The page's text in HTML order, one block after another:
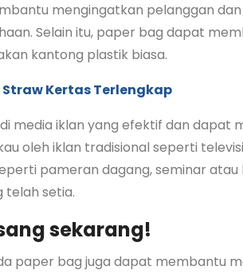
mengingatkan pelanggan
Selain itu, paper bag dapat
kantong plastik biasa.
Straw Kertas Terlengkap
media iklan yang efektif dan
oleh iklan tradisional seperti
pameran dagang, seminar atau
telah setia.
sekarang!
paper bag juga dapat membantu